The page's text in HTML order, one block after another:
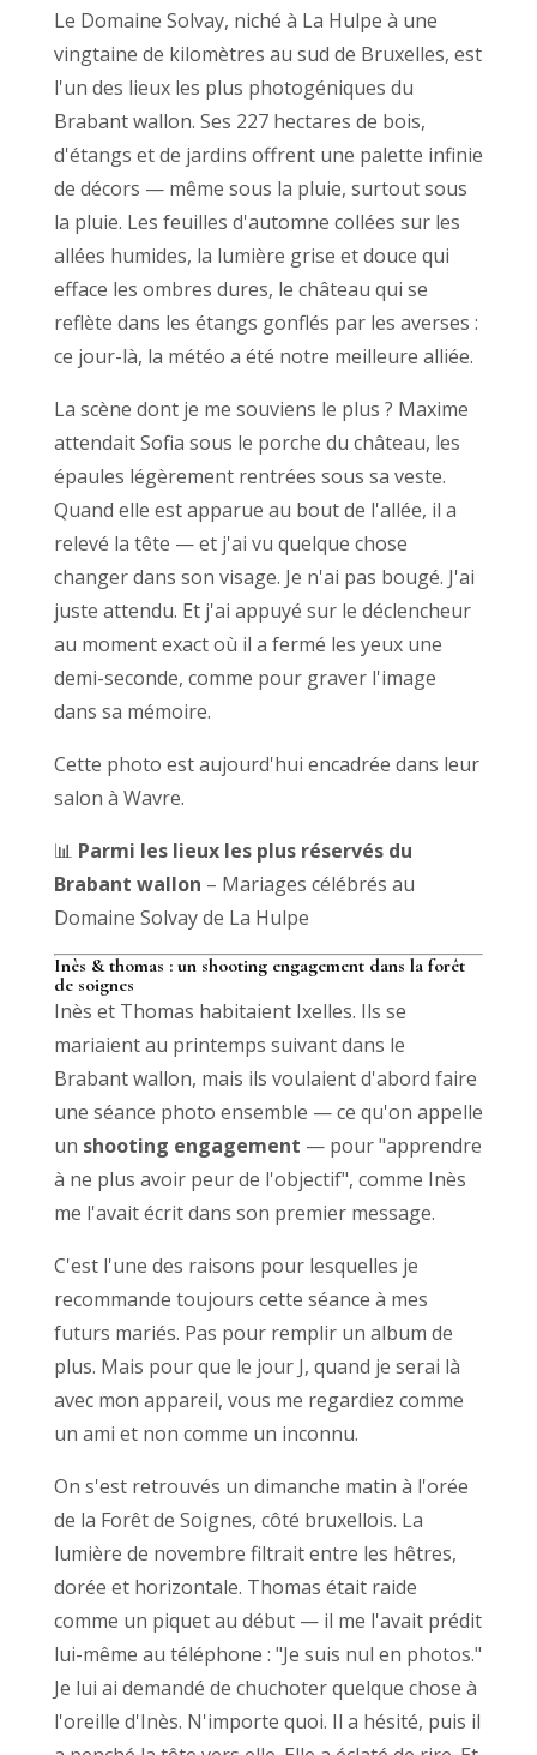
Le Domaine Solvay, niché à La Hulpe à une
vingtaine de kilomètres au sud de Bruxelles, est
l'un des lieux les plus photogéniques du
Brabant wallon. Ses 227 hectares de bois,
d'étangs et de jardins offrent une palette infinie
de décors — même sous la pluie, surtout sous
la pluie. Les feuilles d'automne collées sur les
allées humides, la lumière grise et douce qui
efface les ombres dures, le château qui se
reflète dans les étangs gonflés par les averses :
ce jour-là, la météo a été notre meilleure alliée.
La scène dont je me souviens le plus ? Maxime
attendait Sofia sous le porche du château, les
épaules légèrement rentrées sous sa veste.
Quand elle est apparue au bout de l'allée, il a
relevé la tête — et j'ai vu quelque chose
changer dans son visage. Je n'ai pas bougé. J'ai
juste attendu. Et j'ai appuyé sur le déclencheur
au moment exact où il a fermé les yeux une
demi-seconde, comme pour graver l'image
dans sa mémoire.
Cette photo est aujourd'hui encadrée dans leur
salon à Wavre.
📊 Parmi les lieux les plus réservés du
Brabant wallon – Mariages célébrés au
Domaine Solvay de La Hulpe
Inès & thomas : un shooting engagement dans la forêt
de soignes
Inès et Thomas habitaient Ixelles. Ils se
mariaient au printemps suivant dans le
Brabant wallon, mais ils voulaient d'abord faire
une séance photo ensemble — ce qu'on appelle
un shooting engagement — pour "apprendre
à ne plus avoir peur de l'objectif", comme Inès
me l'avait écrit dans son premier message.
C'est l'une des raisons pour lesquelles je
recommande toujours cette séance à mes
futurs mariés. Pas pour remplir un album de
plus. Mais pour que le jour J, quand je serai là
avec mon appareil, vous me regardiez comme
un ami et non comme un inconnu.
On s'est retrouvés un dimanche matin à l'orée
de la Forêt de Soignes, côté bruxellois. La
lumière de novembre filtrait entre les hêtres,
dorée et horizontale. Thomas était raide
comme un piquet au début — il me l'avait prédit
lui-même au téléphone : "Je suis nul en photos."
Je lui ai demandé de chuchoter quelque chose à
l'oreille d'Inès. N'importe quoi. Il a hésité, puis il